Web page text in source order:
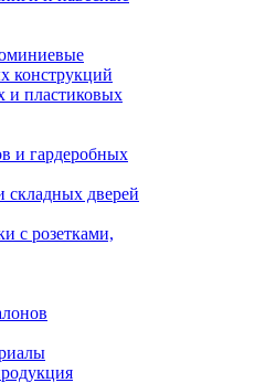
конструкций
пластиковых
и гардеробных
дверей
с розетками,